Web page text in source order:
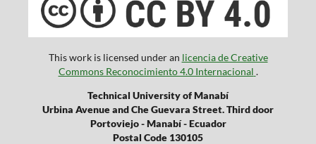
This work is licensed under an licencia de Creative
Commons Reconocimiento 4.0 Internacional .
Technical University of Manabí
Urbina Avenue and Che Guevara Street. Third door
Portoviejo - Manabí - Ecuador
Postal Code 130105